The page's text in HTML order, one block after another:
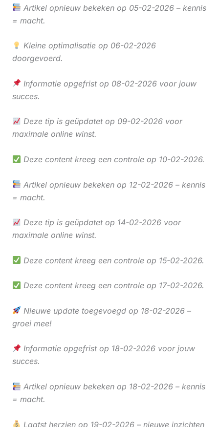
Artikel opnieuw bekeken op 05-02-2026 – kennis
= macht.
Kleine optimalisatie op 06-02-2026
doorgevoerd.
Informatie opgefrist op 08-02-2026 voor jouw
succes.
Deze tip is geüpdatet op 09-02-2026 voor
maximale online winst.
Deze content kreeg een controle op 10-02-2026.
Artikel opnieuw bekeken op 12-02-2026 – kennis
= macht.
Deze tip is geüpdatet op 14-02-2026 voor
maximale online winst.
Deze content kreeg een controle op 15-02-2026.
Deze content kreeg een controle op 17-02-2026.
Nieuwe update toegevoegd op 18-02-2026 –
groei mee!
Informatie opgefrist op 18-02-2026 voor jouw
succes.
Artikel opnieuw bekeken op 18-02-2026 – kennis
= macht.
Laatst herzien op 19-02-2026 – nieuwe inzichten